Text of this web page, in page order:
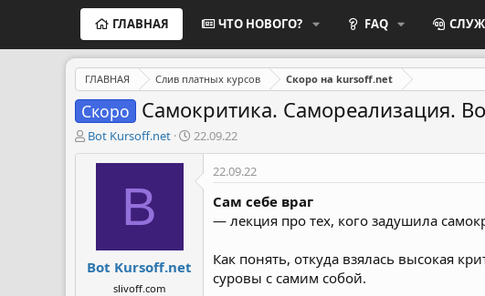
ГЛАВНАЯ ЧТО НОВОГО? FAQ
ГЛАВНАЯ Слив платных курсов Скоро на kursoff.net
Скоро Самокритика. Самореализация.
А
в
ы
Bot Kursoff.net
Д
а
а
22.09.22
B
Bot Kursoff.net
slivoff.com
22.09.22
Сам себе враг
— лекция про тех, кого задушила
Как понять, откуда взялась высокая
суровы с самим собой.